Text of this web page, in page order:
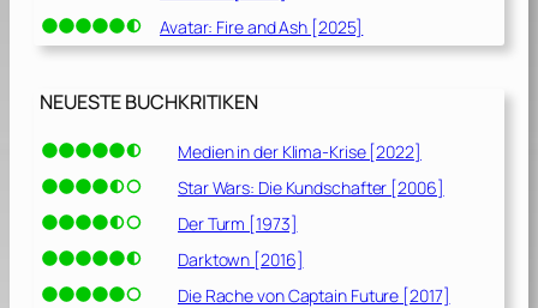
0
7
Avatar: Fire and Ash [2025]
NEUESTE BUCHKRITIKEN
Medien in der Klima-Krise [2022]
Star Wars: Die Kundschafter [2006]
Der Turm [1973]
Darktown [2016]
Die Rache von Captain Future [2017]